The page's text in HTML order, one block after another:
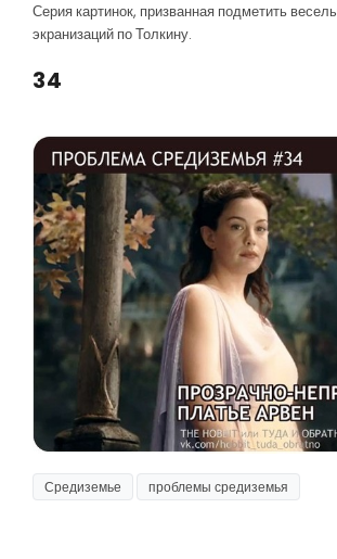
Серия картинок, призванная подметить
экранизаций по Толкину.
34
Средиземье проблемы средиземья